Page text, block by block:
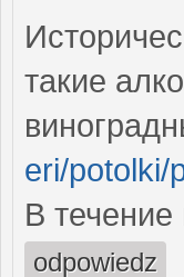
такие
eri/potolki/
В
odpowiedz